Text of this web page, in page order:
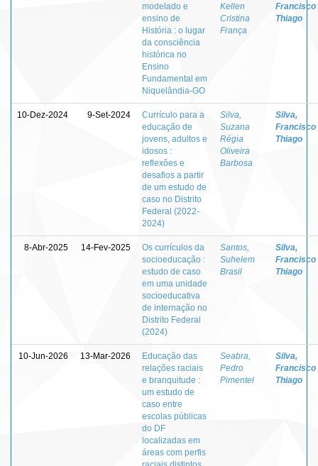
modelado e
ensino de
História : o lugar
da consciência
histórica no
Ensino
Fundamental em
Niquelândia-GO
Kellen
Cristina
França
Francisco
Thiago
10-Dez-2024 9-Set-2024
Currículo para a
educação de
jovens, adultos e
idosos :
reflexões e
desafios a partir
de um estudo de
caso no Distrito
Federal (2022-
2024)
Silva,
Suzana
Régia
Oliveira
Barbosa
Silva,
Francisco
Thiago
8-Abr-2025 14-Fev-2025
Os currículos da
socioeducação :
estudo de caso
em uma unidade
socioeducativa
de internação no
Distrito Federal
(2024)
Santos,
Suhelem
Brasil
Silva,
Francisco
Thiago
10-Jun-2026 13-Mar-2026
Educação das
relações raciais
e branquitude :
um estudo de
caso entre
escolas públicas
do DF
localizadas em
áreas com perfis
Seabra,
Pedro
Pimentel
Silva,
Francisco
Thiago